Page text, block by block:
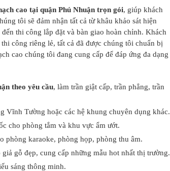
cao tại quận Phú Nhuận trọn gói, giúp khách
tôi sẽ đảm nhận tất cả từ khâu khảo sát hiện
thi công lắp đặt và bàn giao hoàn chỉnh. Khách
công riêng lẻ, tất cả đã được chúng tôi chuẩn bị
cao chúng tôi đang cung cấp để đáp ứng đa dạng
theo yêu cầu, làm trần giật cấp, trần phẳng, trần
Vĩnh Tường hoặc các hệ khung chuyên dụng khác.
cho phòng tắm và khu vực ẩm ướt.
phòng karaoke, phòng họp, phòng thu âm.
gỗ đẹp, cung cấp những mẫu hot nhất thị trường.
sáng thông minh.